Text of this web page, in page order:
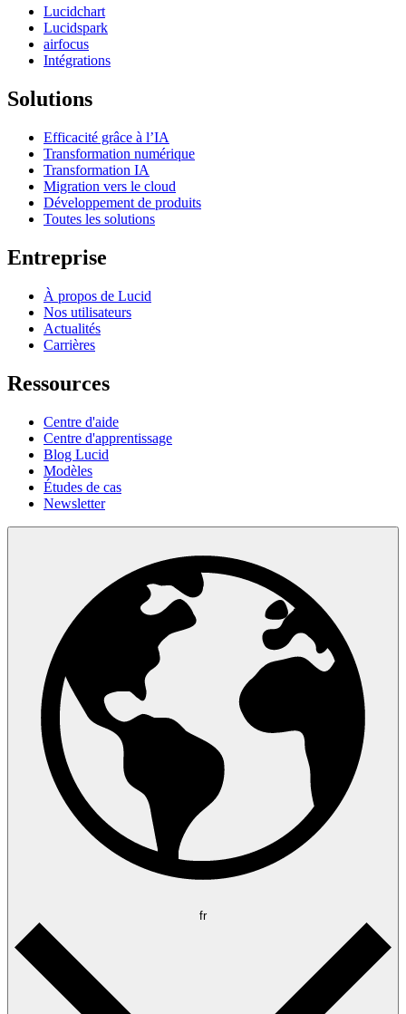
Lucidchart
Lucidspark
airfocus
Intégrations
Solutions
Efficacité grâce à l’IA
Transformation numérique
Transformation IA
Migration vers le cloud
Développement de produits
Toutes les solutions
Entreprise
À propos de Lucid
Nos utilisateurs
Actualités
Carrières
Ressources
Centre d'aide
Centre d'apprentissage
Blog Lucid
Modèles
Études de cas
Newsletter
fr